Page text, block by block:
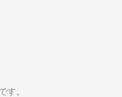
す。